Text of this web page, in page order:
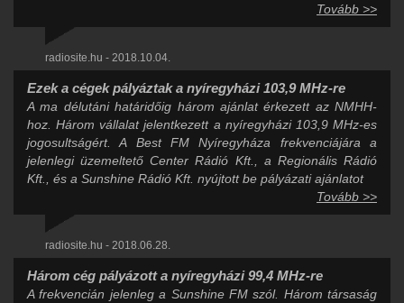
Tovább >>
radiosite.hu - 2018.10.04.
Ezek a cégek pályáztak a nyíregyházi 103,9 MHz-re
A ma délutáni határidőig három ajánlat érkezett az NMHH-
hoz. Három vállalat jelentkezett a nyíregyházi 103,9 MHz-es
jogosultságért. A Best FM Nyíregyháza frekvenciájára a
jelenlegi üzemeltető Center Rádió Kft., a Regionális Rádió
Kft., és a Sunshine Rádió Kft. nyújtott be pályázati ajánlatot
Tovább >>
radiosite.hu - 2018.06.28.
Három cég pályázott a nyíregyházi 99,4 MHz-re
A frekvencián jelenleg a Sunshine FM szól. Három társaság